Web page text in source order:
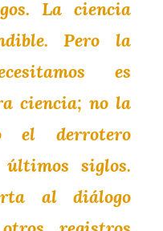
La ciencia
Pero la
es
ciencia; no la
el derrotero
siglos.
al diálogo